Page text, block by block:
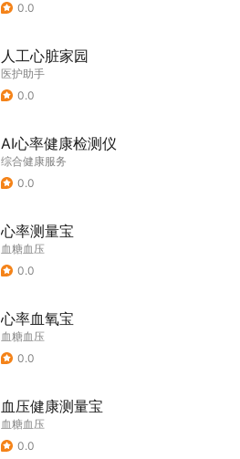
0.0
人工心脏家园
医护助手
0.0
AI心率健康检测仪
综合健康服务
0.0
心率测量宝
血糖血压
0.0
心率血氧宝
血糖血压
0.0
血压健康测量宝
血糖血压
0.0